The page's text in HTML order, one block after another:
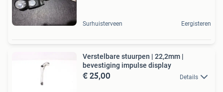
Surhuisterveen Eergisteren
Verstelbare stuurpen | 22,2mm |
bevestiging impulse display
€ 25,00 Details